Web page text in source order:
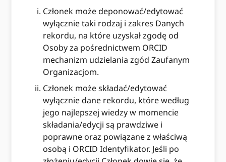
Członek może deponować/edytować
wyłącznie taki rodzaj i zakres Danych
rekordu, na które uzyskał zgodę od
Osoby za pośrednictwem ORCID
mechanizm udzielania zgód Zaufanym
Organizacjom.
Członek może składać/edytować
wyłącznie dane rekordu, które według
jego najlepszej wiedzy w momencie
składania/edycji są prawdziwe i
poprawne oraz powiązane z właściwą
osobą i ORCID Identyfikator. Jeśli po